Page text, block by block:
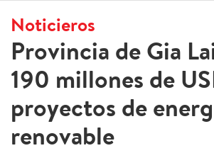
Noticieros
Provincia de Gia
190 millones de
proyectos de
renovable